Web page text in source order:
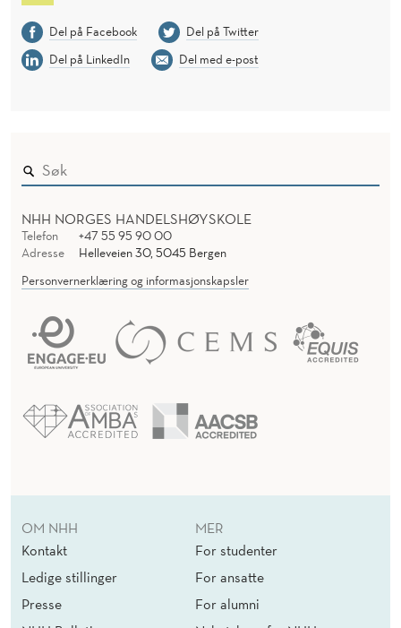
Del på Facebook
Del på Twitter
Del på LinkedIn
Del med e-post
NHH NORGES HANDELSHØYSKOLE
Telefon
+47 55 95 90 00
Adresse
Helleveien 30, 5045 Bergen
Personvernerklæring og informasjonskapsler
OM NHH
Kontakt
Ledige stillinger
Presse
MER
For studenter
For ansatte
For alumni